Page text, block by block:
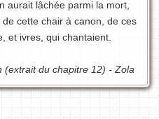
aurait lâchée parmi la mort,
cette chair à canon, de ces
et ivres, qui chantaient.
(extrait du chapitre 12) - Zola